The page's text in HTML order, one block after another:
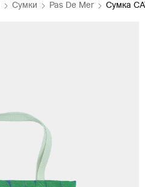
Сумки Pas De Mer Сумка